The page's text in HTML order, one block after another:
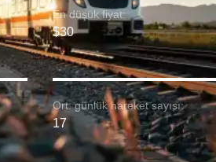
En düşük fiyat:
$30
Ort. günlük hareket sayısı:
17